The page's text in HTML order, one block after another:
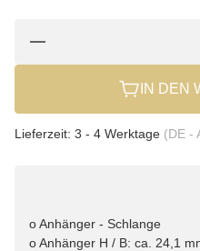
IN DEN
Lieferzeit: 3 - 4 Werktage (DE -
o Anhänger - Schlange
o Anhänger H / B: ca. 24,1